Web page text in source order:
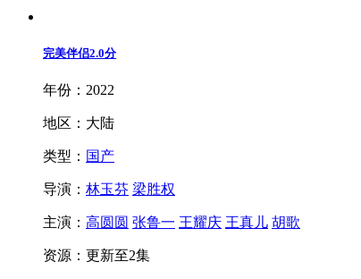
完美伴侣2.0分
年份：2022
地区：大陆
类型： 国产
导演： 林玉芬 梁胜权
主演： 高圆圆 张鲁一 王耀庆 王真儿 胡歌
资源：更新至2集